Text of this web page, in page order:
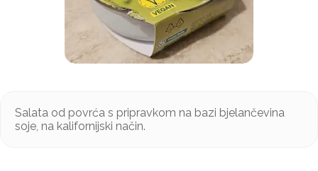
Salata od povrća s pripravkom na bazi bjelančevina
soje, na kalifornijski način.